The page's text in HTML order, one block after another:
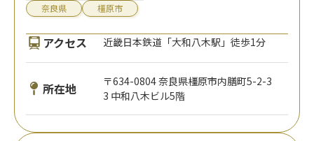
奈良県 橿原市
アクセス 近畿日本鉄道「大和八木駅」徒歩1分
所在地
〒634-0804 奈良県橿原市内膳町5-2-3
3 中和八木ビル5階